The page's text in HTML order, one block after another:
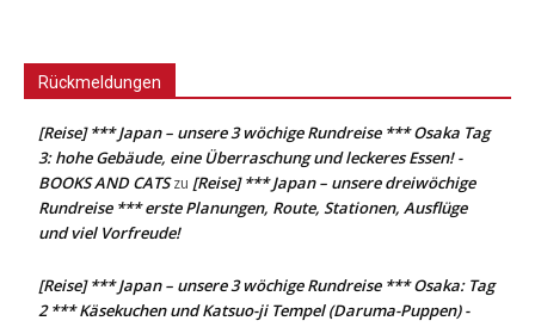
Rückmeldungen
[Reise] *** Japan – unsere 3 wöchige Rundreise *** Osaka Tag
3: hohe Gebäude, eine Überraschung und leckeres Essen! -
BOOKS AND CATSzu [Reise] *** Japan – unsere dreiwöchige
Rundreise *** erste Planungen, Route, Stationen, Ausflüge
und viel Vorfreude!
[Reise] *** Japan – unsere 3 wöchige Rundreise *** Osaka: Tag
2 *** Käsekuchen und Katsuo-ji Tempel (Daruma-Puppen) -